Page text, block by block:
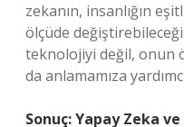
zekanın, insanlığın
ölçüde
teknolojiyi değil, onun
da anlamamıza
Sonuç: Yapay Zeka